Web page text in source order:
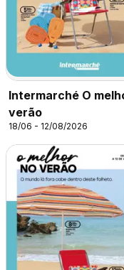
Intermarché O
verão
18/06 - 12/08/2026